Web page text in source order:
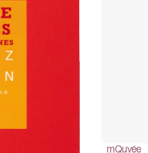
mQuvée